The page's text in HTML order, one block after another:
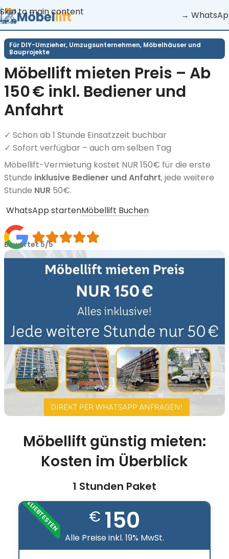
Skip to main content →
Für DIY-Umzieher, Umzugsunternehmen, Möbelhäuser und
Bauprojekte
Möbellift mieten Preis – Ab
150 € inkl. Bediener und
Anfahrt
✓ Schon ab 1 Stunde Einsatzzeit buchbar
✓ Sofort verfügbar – auch am selben Tag
Möbellift-Vermietung kostet NUR 150€ für die erste
Stunde inklusive Bediener und Anfahrt, jede weitere
Stunde NUR 50€.
WhatsApp startenMöbellift Buchen
Bewertet 5/5
Möbellift günstig mieten:
Kosten im Überblick
1 Stunden Paket
BELIEBTESTEN € 150
Alle Preise inkl. 19% MwSt.